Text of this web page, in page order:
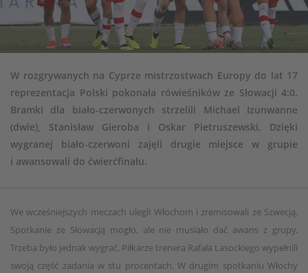
W rozgrywanych na Cyprze mistrzostwach Europy do lat 17
reprezentacja Polski pokonała rówieśników ze Słowacji 4:0.
Bramki dla biało-czerwonych strzelili Michael Izunwanne
(dwie), Stanisław Gieroba i Oskar Pietruszewski. Dzięki
wygranej biało-czerwoni zajęli drugie miejsce w grupie
i awansowali do ćwierćfinału.
We wcześniejszych meczach ulegli Włochom i zremisowali ze Szwecją.
Spotkanie ze Słowacją mogło, ale nie musiało dać awans z grupy.
Trzeba było jednak wygrać. Piłkarze trenera Rafała Lasockiego wypełnili
swoją część zadania w stu procentach. W drugim spotkaniu Włochy